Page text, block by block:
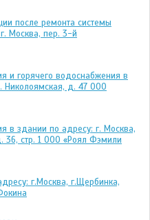
после ремонта системы
Москва, пер. 3-й
и горячего водоснабжения в
Николоямская, д. 47 ООО
в здании по адресу: г. Москва,
36, стр. 1 ООО «Роял Фэмили
г.Москва, г.Щербинка,